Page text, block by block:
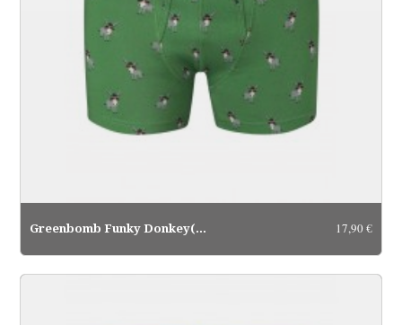
Greenbomb Funky Donkey(Trunk... 17,90 €